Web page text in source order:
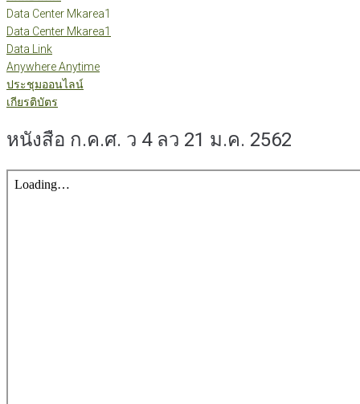
Data Center Mkarea1
Data Center Mkarea1
Data Link
Anywhere Anytime
ประชุมออนไลน์
เกียรติบัตร
หนังสือ ก.ค.ศ. ว 4 ลว 21 ม.ค. 2562